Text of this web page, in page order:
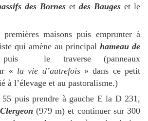
des Bornes et des Bauges et le
premières maisons puis emprunter à
qui amène au principal hameau de
le traverse (panneaux
« la vie d’autrefois» dans ce petit
à l’élevage et au pastoralisme.)
puis prendre à gauche E la D 231,
(979 m) et continuer sur 300